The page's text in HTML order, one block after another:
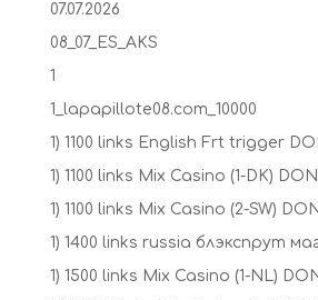
07.07.2026
08_07_ES_AKS
1
1_lapapillote08.com_10000
1) 1100 links English Frt trigger
1) 1100 links Mix Casino (1-DK)
1) 1100 links Mix Casino (2-SW)
1) 1400 links russia блэкспрут
1) 1500 links Mix Casino (1-NL)